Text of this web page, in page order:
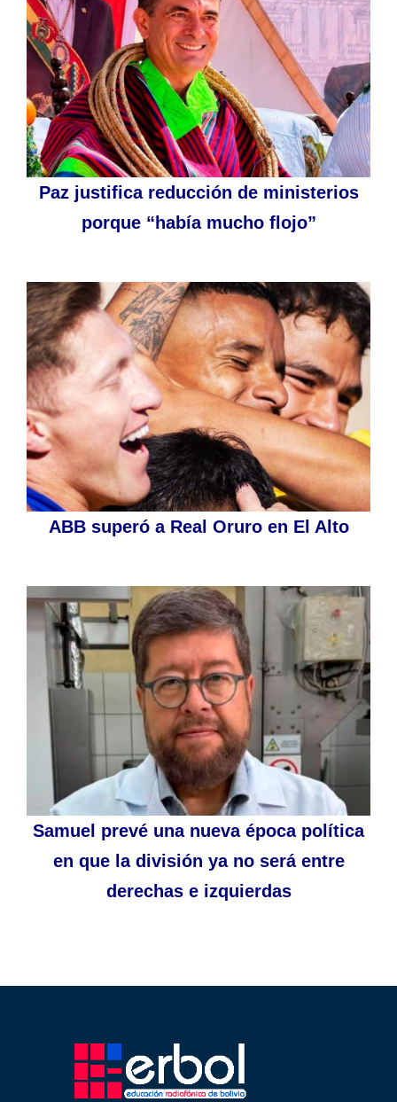
Paz justifica reducción de ministerios
porque “había mucho flojo”
ABB superó a Real Oruro en El Alto
Samuel prevé una nueva época política
en que la división ya no será entre
derechas e izquierdas